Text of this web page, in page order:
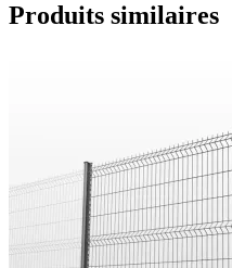
Produits similaires